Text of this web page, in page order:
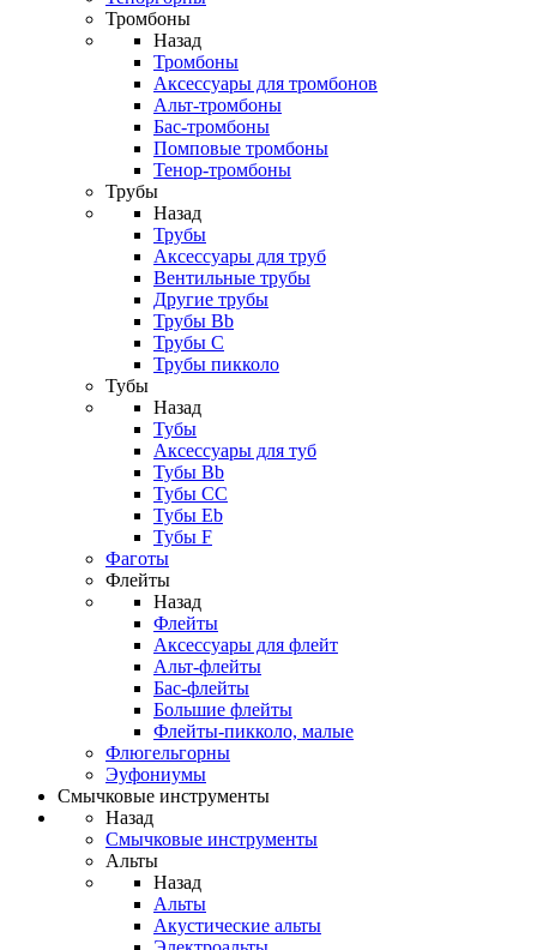
Тромбоны
Назад
Тромбоны
Аксессуары для тромбонов
Альт-тромбоны
Бас-тромбоны
Помповые тромбоны
Тенор-тромбоны
Трубы
Назад
Трубы
Аксессуары для труб
Вентильные трубы
Другие трубы
Трубы Bb
Трубы C
Трубы пикколо
Тубы
Назад
Тубы
Аксессуары для туб
Тубы Bb
Тубы CC
Тубы Eb
Тубы F
Фаготы
Флейты
Назад
Флейты
Аксессуары для флейт
Альт-флейты
Бас-флейты
Большие флейты
Флейты-пикколо, малые
Флюгельгорны
Эуфониумы
Смычковые инструменты
Назад
Смычковые инструменты
Альты
Назад
Альты
Акустические альты